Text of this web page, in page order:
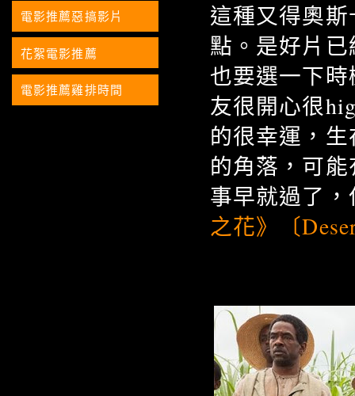
這種又得奧
點。是好片
也要選一下
友很開心很
的很幸運，
的角落，可
事早就過了
之花》〔
電影推薦惡搞影片
花絮電影推薦
電影推薦雞排時間